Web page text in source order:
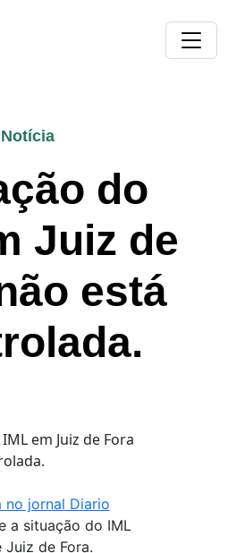
Notícia
do
Juiz de
está
no jornal Diario
a situação do IML
Juiz de Fora.